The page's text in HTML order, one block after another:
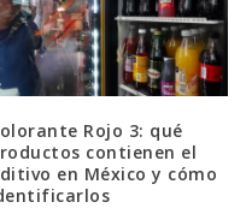
Rojo 3: qué
contienen el
en México y cómo